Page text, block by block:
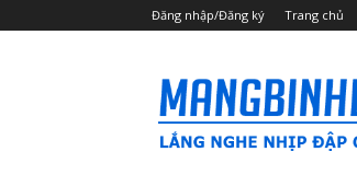
Đăng nhập/Đăng ký Trang chủ